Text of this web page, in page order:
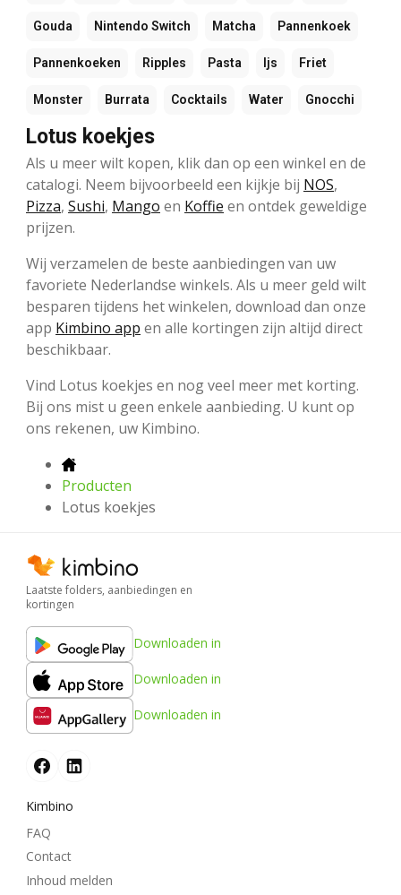
Gouda Nintendo Switch Matcha Pannenkoek
Pannenkoeken Ripples Pasta Ijs Friet
Monster Burrata Cocktails Water Gnocchi
Lotus koekjes
Als u meer wilt kopen, klik dan op een winkel en de
catalogi. Neem bijvoorbeeld een kijkje bij NOS,
Pizza, Sushi, Mango en Koffie en ontdek geweldige
prijzen.
Wij verzamelen de beste aanbiedingen van uw
favoriete Nederlandse winkels. Als u meer geld wilt
besparen tijdens het winkelen, download dan onze
app Kimbino app en alle kortingen zijn altijd direct
beschikbaar.
Vind Lotus koekjes en nog veel meer met korting.
Bij ons mist u geen enkele aanbieding. U kunt op
ons rekenen, uw Kimbino.
Producten
Lotus koekjes
Laatste folders, aanbiedingen en
kortingen
Downloaden in
Downloaden in
Downloaden in
Kimbino
FAQ
Contact
Inhoud melden